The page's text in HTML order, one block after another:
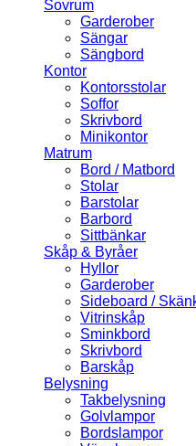
Sovrum
Garderober
Sängar
Sängbord
Kontor
Kontorsstolar
Soffor
Skrivbord
Minikontor
Matrum
Bord / Matbord
Stolar
Barstolar
Barbord
Sittbänkar
Skåp & Byråer
Hyllor
Garderober
Sideboard /
Vitrinskåp
Sminkbord
Skrivbord
Barskåp
Belysning
Takbelysning
Golvlampor
Bordslampor